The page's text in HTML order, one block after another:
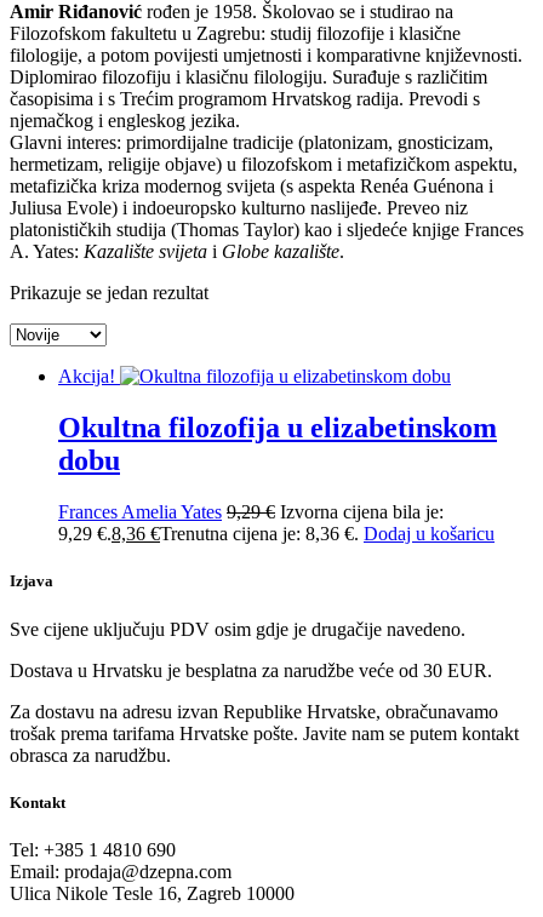
Amir Riđanović rođen je 1958. Školovao se i studirao na
Filozofskom fakultetu u Zagrebu: studij filozofije i klasične
filologije, a potom povijesti umjetnosti i komparativne književnosti.
Diplomirao filozofiju i klasičnu filologiju. Surađuje s različitim
časopisima i s Trećim programom Hrvatskog radija. Prevodi s
njemačkog i engleskog jezika.
Glavni interes: primordijalne tradicije (platonizam, gnosticizam,
hermetizam, religije objave) u filozofskom i metafizičkom aspektu,
metafizička kriza modernog svijeta (s aspekta Renéa Guénona i
Juliusa Evole) i indoeuropsko kulturno naslijeđe. Preveo niz
platonističkih studija (Thomas Taylor) kao i sljedeće knjige Frances
A. Yates: Kazalište svijeta i Globe kazalište.
Prikazuje se jedan rezultat
Akcija!
Okultna filozofija u elizabetinskom
dobu
Frances Amelia Yates 9,29€ Izvorna cijena bila je:
9,29 €.8,36 €Trenutna cijena je: 8,36 €. Dodaj u košaricu
Izjava
Sve cijene uključuju PDV osim gdje je drugačije navedeno.
Dostava u Hrvatsku je besplatna za narudžbe veće od 30 EUR.
Za dostavu na adresu izvan Republike Hrvatske, obračunavamo
trošak prema tarifama Hrvatske pošte. Javite nam se putem kontakt
obrasca za narudžbu.
Kontakt
Tel: +385 1 4810 690
Email: prodaja@dzepna.com
Ulica Nikole Tesle 16, Zagreb 10000